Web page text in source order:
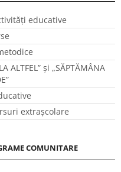
educative
ALTFEL” și „SĂPTĂMÂNA
extraşcolare
COMUNITARE